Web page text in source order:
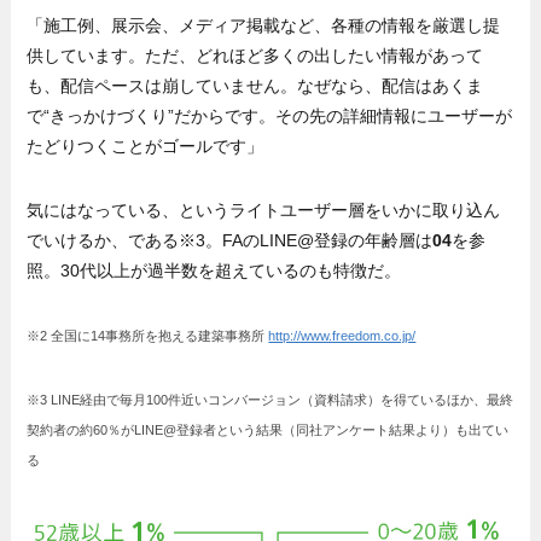
「施工例、展示会、メディア掲載など、各種の情報を厳選し提
供しています。ただ、どれほど多くの出したい情報があって
も、配信ペースは崩していません。なぜなら、配信はあくま
で“きっかけづくり”だからです。その先の詳細情報にユーザーが
たどりつくことがゴールです」
気にはなっている、というライトユーザー層をいかに取り込ん
でいけるか、である※3。FAのLINE@登録の年齢層は04を参
照。30代以上が過半数を超えているのも特徴だ。
※2 全国に14事務所を抱える建築事務所 http://www.freedom.co.jp/
※3 LINE経由で毎月100件近いコンバージョン（資料請求）を得ているほか、最終
契約者の約60％がLINE@登録者という結果（同社アンケート結果より）も出てい
る